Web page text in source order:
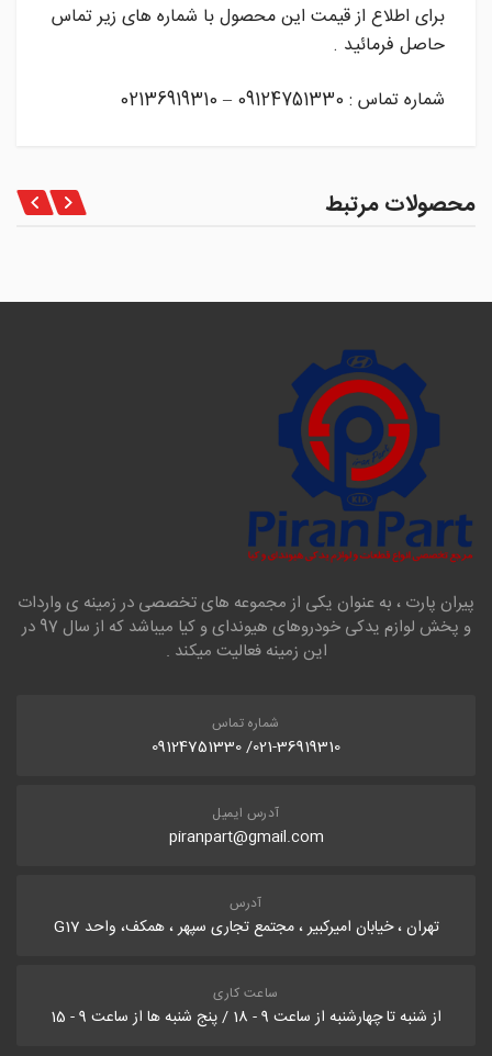
برای اطلاع از قیمت این محصول با شماره های زیر تماس
حاصل فرمائید .
شماره تماس : 09124751330 – 02136919310
محصولات مرتبط
پیران پارت ، به عنوان یکی از مجموعه های تخصصی در زمینه ی واردات
و پخش لوازم یدکی خودروهای هیوندای و کیا میباشد که از سال 97 در
این زمینه فعالیت میکند .
شماره تماس
021-36919310/ 09124751330
آدرس ایمیل
piranpart@gmail.com
آدرس
تهران ، خیابان امیرکبیر ، مجتمع تجاری سپهر ، همکف، واحد G17
ساعت کاری
از شنبه تا چهارشنبه از ساعت 9 - 18 / پنج شنبه ها از ساعت 9 - 15